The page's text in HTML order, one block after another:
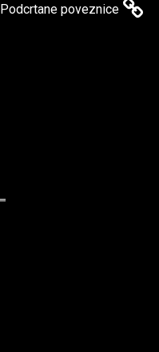
Podcrtane poveznice